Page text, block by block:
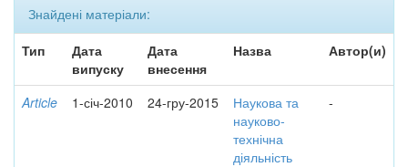
Знайдені матеріали:
Тип
Дата
випуску
Дата
внесення
Назва Автор(и)
Article 1-січ-2010 24-гру-2015
Наукова та
науково-
технічна
діяльність
-